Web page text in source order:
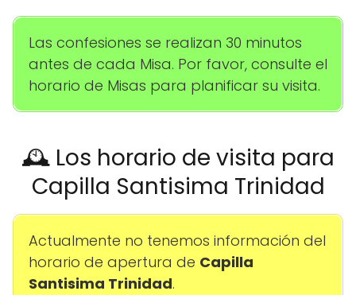
Las confesiones se realizan 30 minutos
antes de cada Misa. Por favor, consulte el
horario de Misas para planificar su visita.
🕰️ Los horario de visita para
Capilla Santisima Trinidad
Actualmente no tenemos información del
horario de apertura de Capilla
Santisima Trinidad.